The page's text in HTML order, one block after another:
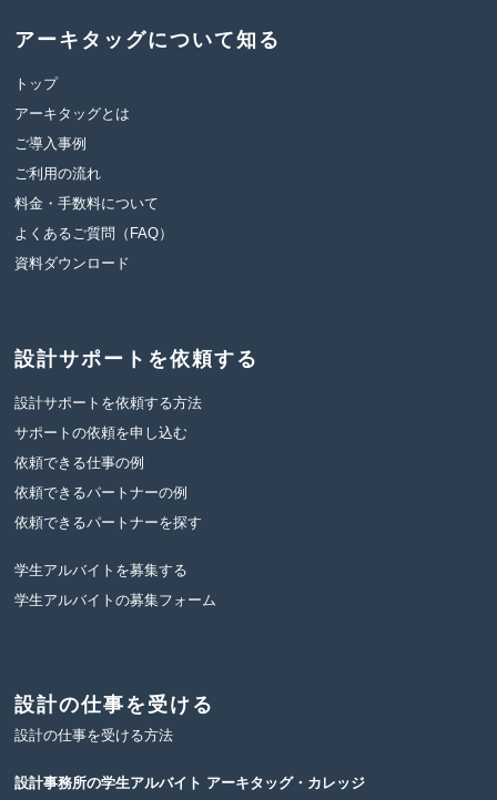
アーキタッグについて知る
トップ
アーキタッグとは
ご導入事例
ご利用の流れ
料金・手数料について
よくあるご質問（FAQ）
資料ダウンロード
設計サポートを依頼する
設計サポートを依頼する方法
サポートの依頼を申し込む
依頼できる仕事の例
依頼できるパートナーの例
依頼できるパートナーを探す
学生アルバイトを募集する
学生アルバイトの募集フォーム
設計の仕事を受ける
設計の仕事を受ける方法
設計事務所の学生アルバイト アーキタッグ・カレッジ